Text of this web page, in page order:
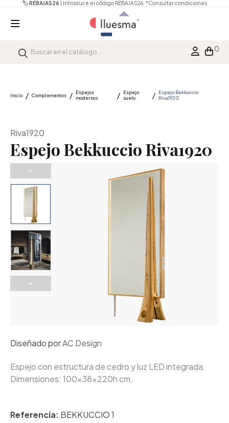
🏷️ REBAJAS26 | Introduce el código REBAJAS26. *Consultar condiciones
0
Inicio Complementos
Espejos
modernos
Espejo
suelo
Espejo Bekkuccio
Riva1920
Riva1920
Espejo Bekkuccio Riva1920
Diseñado porAC Design
Espejo con estructura de cedro y luz LED integrada.
Dimensiones: 100x38x220h cm.
Referencia: BEKKUCCIO 1